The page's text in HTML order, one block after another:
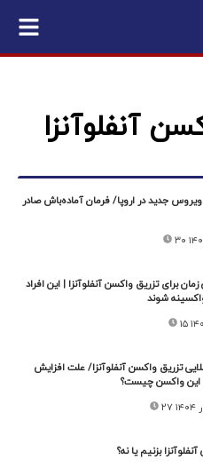
آنفلوآنزا
جدید در اروپا/ فرمان آماده‌باش صادر
زمان برای تزریق واکسن آنفلوآنزا | این افراد
شوند
تزریق واکسن آنفلوآنزا/ علت افزایش
واکسن چیست؟
بزنیم یا نه؟